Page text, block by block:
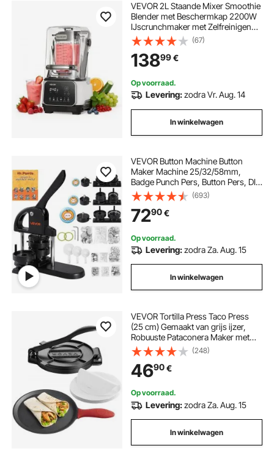
VEVOR 2L Staande Mixer Smoothie
Blender met Beschermkap 2200W
IJscrunchmaker met Zelfreinigende
Functie Instelbare Snelheid 6
Voorgeprogrammeerde
Programma's voor Smoothies,
IJscrunch en Puree Wit
(67)
13899€
Op voorraad.
Levering:zodra Vr. Aug. 14
In winkelwagen
VEVOR Button Machine Button
Maker Machine 25/32/58mm,
Badge Punch Pers, Button Pers, DIY
Badge Persmachine Button Badge
Maker voor Gepersonaliseerde
Badges inclusief Magic Book
(693)
7290€
Op voorraad.
Levering:zodra Za. Aug. 15
In winkelwagen
VEVOR Tortilla Press Taco Press
(25 cm) Gemaakt van grijs ijzer,
Robuuste Pataconera Maker met
handvat en 100 stuks bakpapier,
Deegpers voor tortilla's,
Colombiaanse Pataconera
Professionele Roti Maker
(248)
4690€
Op voorraad.
Levering:zodra Za. Aug. 15
In winkelwagen